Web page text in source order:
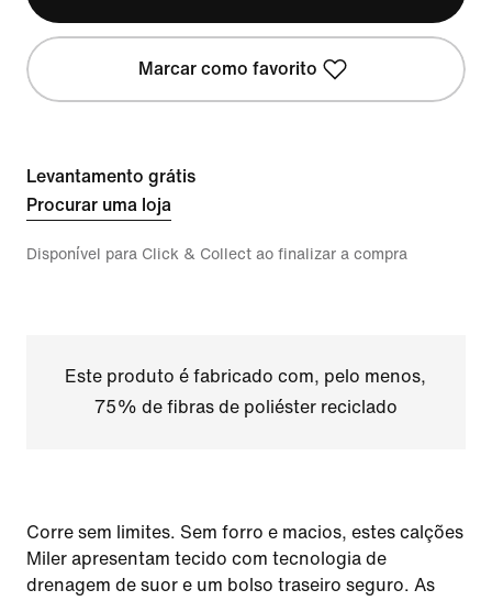
Marcar como favorito
Levantamento grátis
Procurar uma loja
Disponível para Click & Collect ao finalizar a compra
Este produto é fabricado com, pelo menos,
75% de fibras de poliéster reciclado
Corre sem limites. Sem forro e macios, estes calções
Miler apresentam tecido com tecnologia de
drenagem de suor e um bolso traseiro seguro. As